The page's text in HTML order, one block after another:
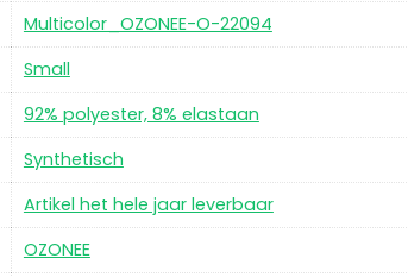
Multicolor_OZONEE-O-22094
Small
92% polyester, 8% elastaan
Synthetisch
Artikel het hele jaar leverbaar
OZONEE